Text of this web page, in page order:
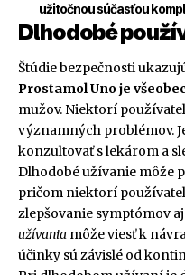
užitočnou súčasťou
Dlhodobé
Štúdie bezpečnosti
Prostamol Uno je
mužov. Niektorí
významných problémov.
konzultovať s lekárom a
Dlhodobé užívanie môže
pričom niektorí
zlepšovanie symptómov
užívania môže viesť k
účinky sú závislé od